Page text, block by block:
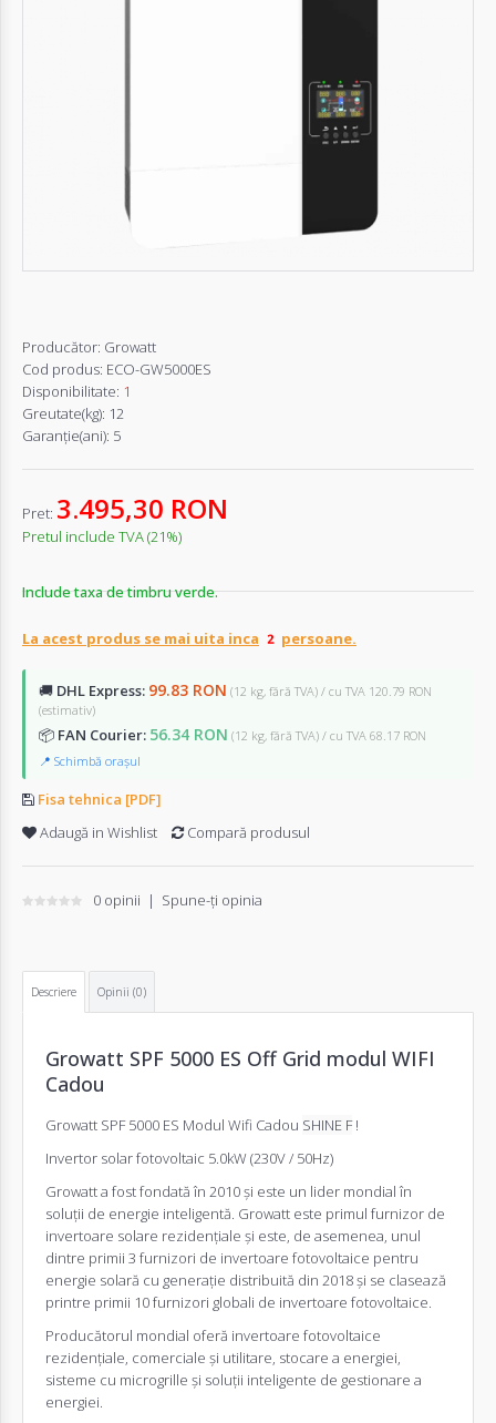
Producător: Growatt
Cod produs: ECO-GW5000ES
Disponibilitate: 1
Greutate(kg): 12
Garanţie(ani): 5
Pret: 3.495,30 RON
Pretul include TVA (21%)
Include taxa de timbru verde.
La acest produs se mai uita inca persoane.
🚚 DHL Express: 99.83 RON (12 kg, fără TVA) / cu TVA 120.79 RON
(estimativ)
📦 FAN Courier: 56.34 RON (12 kg, fără TVA) / cu TVA 68.17 RON
📍 Schimbă orașul
Fisa tehnica [PDF]
Adaugă in Wishlist
Compară produsul
0 opinii | Spune-ţi opinia
Descriere Opinii (0)
Growatt SPF 5000 ES Off Grid modul WIFI
Cadou
Growatt SPF 5000 ES Modul Wifi Cadou SHINE F!
Invertor solar fotovoltaic 5.0kW (230V / 50Hz)
Growatt a fost fondată în 2010 și este un lider mondial în
soluții de energie inteligentă. Growatt este primul furnizor de
invertoare solare rezidențiale și este, de asemenea, unul
dintre primii 3 furnizori de invertoare fotovoltaice pentru
energie solară cu generație distribuită din 2018 și se clasează
printre primii 10 furnizori globali de invertoare fotovoltaice.
Producătorul mondial oferă invertoare fotovoltaice
rezidențiale, comerciale și utilitare, stocare a energiei,
sisteme cu microgrille și soluții inteligente de gestionare a
energiei.